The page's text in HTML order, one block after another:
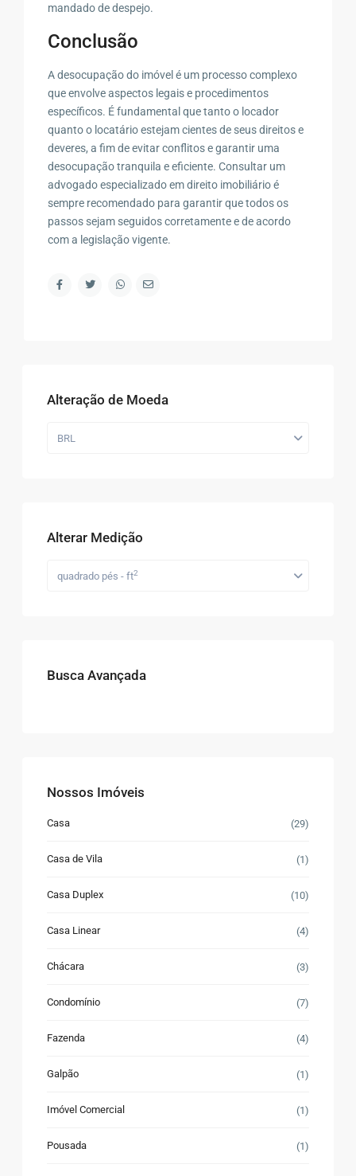
mandado de despejo.
Conclusão
A desocupação do imóvel é um processo complexo
que envolve aspectos legais e procedimentos
específicos. É fundamental que tanto o locador
quanto o locatário estejam cientes de seus direitos e
deveres, a fim de evitar conflitos e garantir uma
desocupação tranquila e eficiente. Consultar um
advogado especializado em direito imobiliário é
sempre recomendado para garantir que todos os
passos sejam seguidos corretamente e de acordo
com a legislação vigente.
Alteração de Moeda
BRL
Alterar Medição
quadrado pés - ft2
Busca Avançada
Nossos Imóveis
Casa (29)
Casa de Vila (1)
Casa Duplex (10)
Casa Linear (4)
Chácara (3)
Condomínio (7)
Fazenda (4)
Galpão (1)
Imóvel Comercial (1)
Pousada (1)